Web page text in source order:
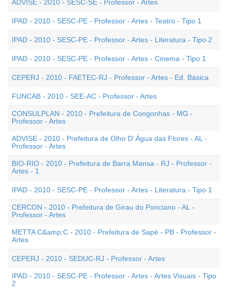
ADVISE - 2010 - SESC-SE - Professor - Artes
IPAD - 2010 - SESC-PE - Professor - Artes - Teatro - Tipo 1
IPAD - 2010 - SESC-PE - Professor - Artes - Literatura - Tipo 2
IPAD - 2010 - SESC-PE - Professor - Artes - Cinema - Tipo 1
CEPERJ - 2010 - FAETEC-RJ - Professor - Artes - Ed. Básica
FUNCAB - 2010 - SEE-AC - Professor - Artes
CONSULPLAN - 2010 - Prefeitura de Congonhas - MG -
Professor - Artes
ADVISE - 2010 - Prefeitura de Olho D`Água das Flores - AL -
Professor - Artes
BIO-RIO - 2010 - Prefeitura de Barra Mansa - RJ - Professor -
Artes - 1
IPAD - 2010 - SESC-PE - Professor - Artes - Literatura - Tipo 1
CERCON - 2010 - Prefeitura de Girau do Ponciano - AL -
Professor - Artes
METTA C&amp;C - 2010 - Prefeitura de Sapé - PB - Professor -
Artes
CEPERJ - 2010 - SEDUC-RJ - Professor - Artes
IPAD - 2010 - SESC-PE - Professor - Artes - Artes Visuais - Tipo
2